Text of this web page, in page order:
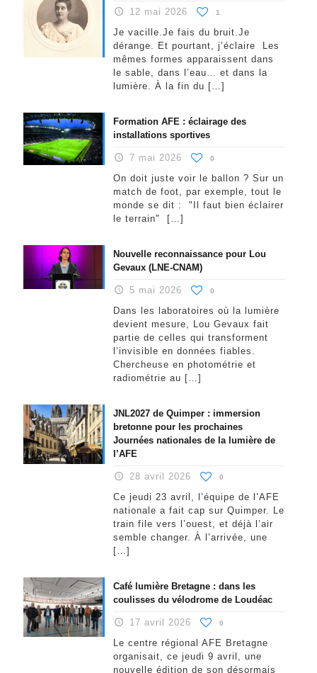
12 mai 2026 1
Je vacille.Je fais du bruit.Je
dérange. Et pourtant, j’éclaire Les
mêmes formes apparaissent dans
le sable, dans l’eau… et dans la
lumière. À la fin du […]
Formation AFE : éclairage des
installations sportives
7 mai 2026 0
On doit juste voir le ballon ? Sur un
match de foot, par exemple, tout le
monde se dit : "Il faut bien éclairer
le terrain"
[…]
Nouvelle reconnaissance pour Lou
Gevaux (LNE-CNAM)
5 mai 2026 0
Dans les laboratoires où la lumière
devient mesure, Lou Gevaux fait
partie de celles qui transforment
l’invisible en données fiables.
Chercheuse en photométrie et
radiométrie au […]
JNL2027 de Quimper : immersion
bretonne pour les prochaines
Journées nationales de la lumière de
l’AFE
28 avril 2026 0
Ce jeudi 23 avril, l’équipe de l’AFE
nationale a fait cap sur Quimper. Le
train file vers l’ouest, et déjà l’air
semble changer. À l’arrivée, une
[…]
Café lumière Bretagne : dans les
coulisses du vélodrome de Loudéac
17 avril 2026 0
Le centre régional AFE Bretagne
organisait, ce jeudi 9 avril, une
nouvelle édition de son désormais